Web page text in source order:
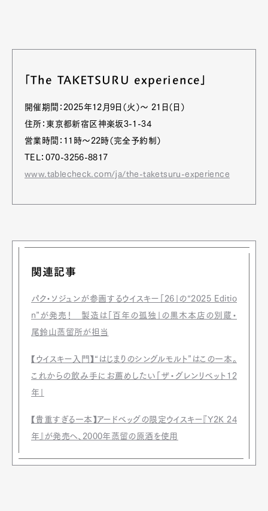
「The TAKETSURU experience」
開催期間：2025年12月9日（火）〜 21日（日）
住所：東京都新宿区神楽坂3-1-34
営業時間：11時～22時（完全予約制）
TEL：070-3256-8817
www.tablecheck.com/ja/the-taketsuru-experience
関連記事
パク・ソジュンが参画するウイスキー「26」の“2025 Editio
n”が発売！ 製造は「百年の孤独」の黒木本店の別蔵・
尾鈴⼭蒸留所が担当
【ウイスキー入門】“はじまりのシングルモルト”はこの一本。
これからの飲み手にお薦めしたい「ザ・グレンリベット12
年」
【貴重すぎる一本】アードベッグの限定ウイスキー『Y2K 24
年』が発売へ、2000年蒸留の原酒を使用